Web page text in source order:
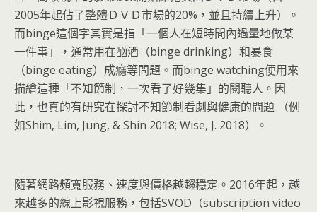
2005年起佔了整體ＤＶＤ市場的20%，並且持續上升）。
而binge這個字其實是指「一個人在短時間內過量地做某
一件事」，通常用在酗酒（binge drinking）和暴食
（binge eating）成癮等問題。而binge watching便用來
描繪這種「不知節制，一次看了好幾集」的閱聽人。因
此，也真的有研究在探討不知節制看劇與健康的問題 （例
如Shim, Lim, Jung, & Shin 2018; Wise, J. 2018）。
隨著網路頻寬服務、速度與價格越趨穩定。2016年起，越
來越多的線上影視服務，包括SVOD（subscription video